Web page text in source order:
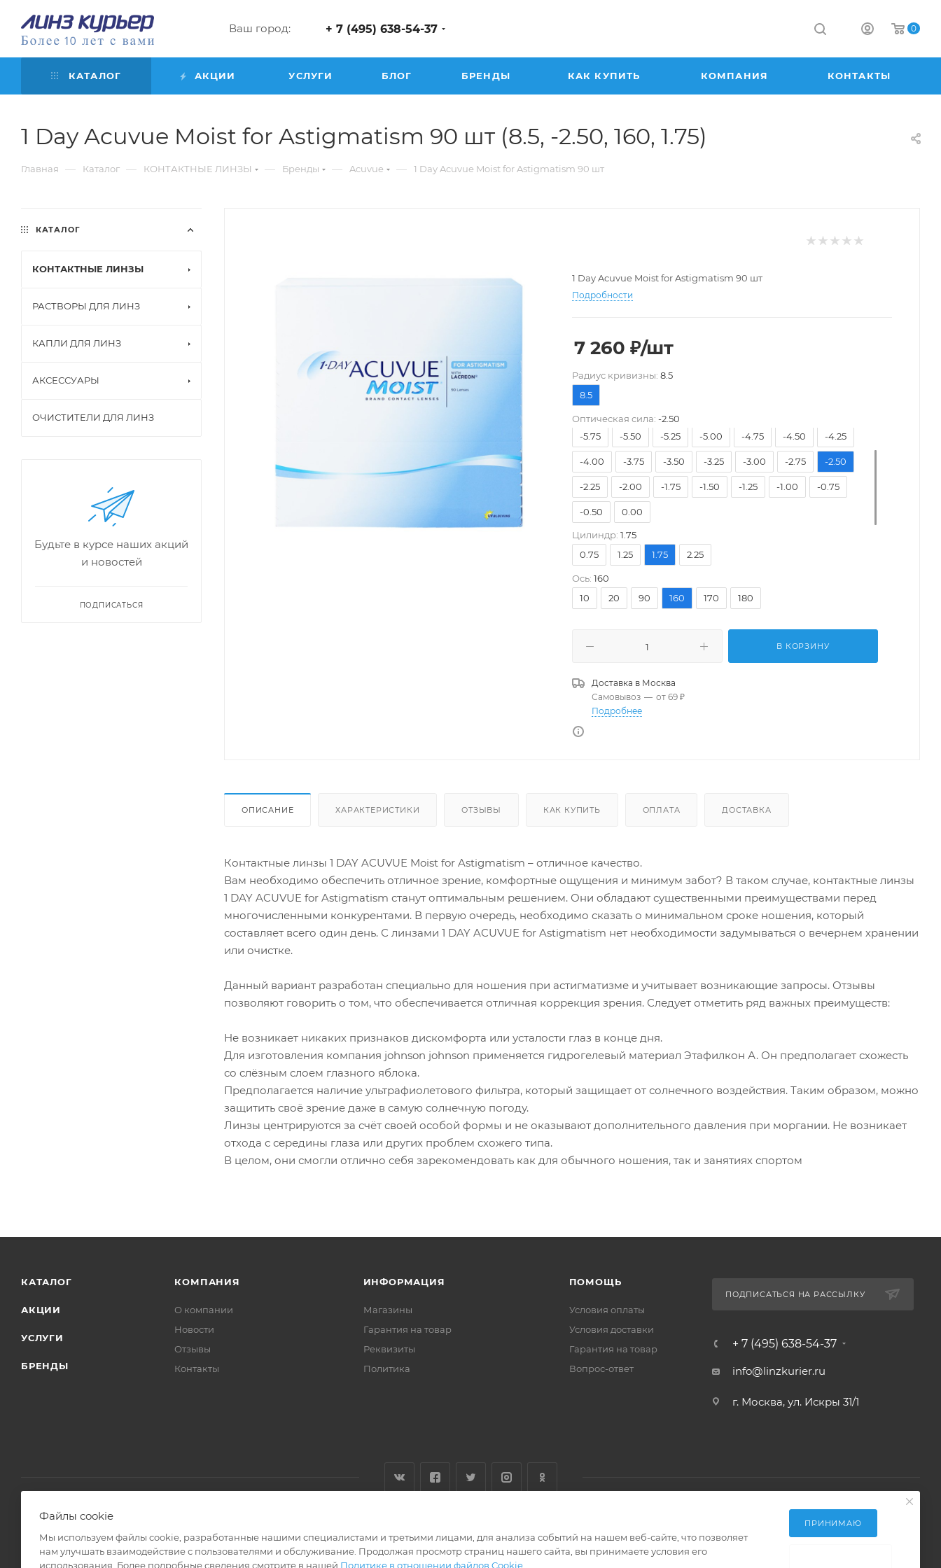
Ваш город: + 7 (495) 638-54-37 0
КАТАЛОГ АКЦИИ УСЛУГИ БЛОГ БРЕНДЫ КАК КУПИТЬ КОМПАНИЯ КОНТАКТЫ
1 Day Acuvue Moist for Astigmatism 90 шт (8.5, -2.50, 160, 1.75)
Главная — Каталог — КОНТАКТНЫЕ ЛИНЗЫ — Бренды — Acuvue — 1 Day Acuvue Moist for Astigmatism 90 шт
1 Day Acuvue Moist for Astigmatism 90 шт
Подробности
7 260 ₽/шт
Pадиус кривизны: 8.5
8.5
Оптическая сила: -2.50
-5.75 -5.50 -5.25 -5.00 -4.75 -4.50 -4.25
-4.00 -3.75 -3.50 -3.25 -3.00 -2.75 -2.50
-2.25 -2.00 -1.75 -1.50 -1.25 -1.00 -0.75
-0.50 0.00
Цилиндр: 1.75
0.75
1.25 1.75 2.25
Ось: 160
10
20 90 160 170 180
В КОРЗИНУ
Доставка в Москва
Самовывоз — от 69 ₽
Подробнее
ОПИСАНИЕ ХАРАКТЕРИСТИКИ ОТЗЫВЫ КАК КУПИТЬ ОПЛАТА ДОСТАВКА
Контактные линзы 1 DAY ACUVUE Moist for Astigmatism – отличное качество.
Вам необходимо обеспечить отличное зрение, комфортные ощущения и минимум забот? В таком случае, контактные линзы
1 DAY ACUVUE for Astigmatism станут оптимальным решением. Они обладают существенными преимуществами перед
многочисленными конкурентами. В первую очередь, необходимо сказать о минимальном сроке ношения, который
составляет всего один день. С линзами 1 DAY ACUVUE for Astigmatism нет необходимости задумываться о вечернем хранении
или очистке.
Данный вариант разработан специально для ношения при астигматизме и учитывает возникающие запросы. Отзывы
позволяют говорить о том, что обеспечивается отличная коррекция зрения. Следует отметить ряд важных преимуществ:
Не возникает никаких признаков дискомфорта или усталости глаз в конце дня.
Для изготовления компания johnson johnson применяется гидрогелевый материал Этафилкон А. Он предполагает схожесть
со слёзным слоем глазного яблока.
Предполагается наличие ультрафиолетового фильтра, который защищает от солнечного воздействия. Таким образом, можно
защитить своё зрение даже в самую солнечную погоду.
Линзы центрируются за счёт своей особой формы и не оказывают дополнительного давления при моргании. Не возникает
отхода с середины глаза или других проблем схожего типа.
В целом, они смогли отлично себя зарекомендовать как для обычного ношения, так и занятиях спортом
КАТАЛОГ
КОНТАКТНЫЕ ЛИНЗЫ
РАСТВОРЫ ДЛЯ ЛИНЗ
КАПЛИ ДЛЯ ЛИНЗ
АКСЕССУАРЫ
ОЧИСТИТЕЛИ ДЛЯ ЛИНЗ
Будьте в курсе наших акций
и новостей
ПОДПИСАТЬСЯ
КАТАЛОГ
АКЦИИ
УСЛУГИ
БРЕНДЫ
КОМПАНИЯ
О компании
Новости
Отзывы
Контакты
ИНФОРМАЦИЯ
Магазины
Гарантия на товар
Реквизиты
Политика
ПОМОЩЬ
Условия оплаты
Условия доставки
Гарантия на товар
Вопрос-ответ
ПОДПИСАТЬСЯ НА РАССЫЛКУ
+ 7 (495) 638-54-37
info@linzkurier.ru
г. Москва, ул. Искры 31/1
2008 - 2026 © Интернет магазин Линз Курьер
Файлы cookie
Мы используем файлы cookie, разработанные нашими специалистами и третьими лицами, для анализа событий на нашем веб-сайте, что позволяет
нам улучшать взаимодействие с пользователями и обслуживание. Продолжая просмотр страниц нашего сайта, вы принимаете условия его
использования. Более подробные сведения смотрите в нашей Политике в отношении файлов Cookie
ПРИНИМАЮ